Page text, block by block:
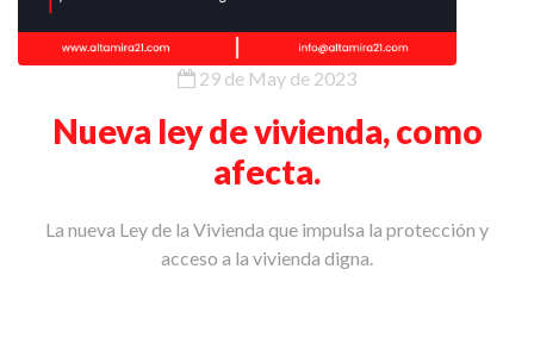
29 de May de 2023
Nueva ley de vivienda, como
afecta.
La nueva Ley de la Vivienda que impulsa la protección y
acceso a la vivienda digna.